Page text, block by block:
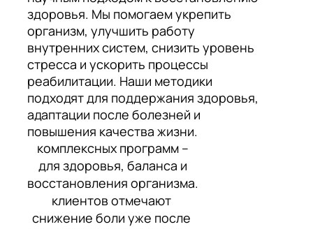
здоровья. Мы помогаем укрепить
организм, улучшить работу
внутренних систем, снизить уровень
стресса и ускорить процессы
реабилитации. Наши методики
подходят для поддержания здоровья,
адаптации после болезней и
повышения качества жизни.
комплексных программ –
для здоровья, баланса и
восстановления организма.
клиентов отмечают
снижение боли уже после